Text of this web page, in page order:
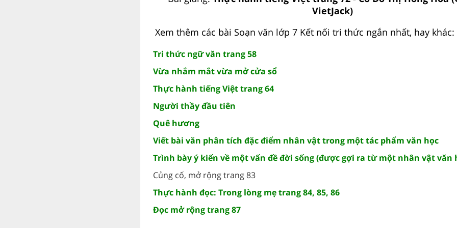
VietJack)
Xem thêm các bài Soạn văn lớp 7 Kết nối tri thức ngắn nhất, hay khác:
Tri thức ngữ văn trang 58
Vừa nhắm mắt vừa mở cửa sổ
Thực hành tiếng Việt trang 64
Người thầy đầu tiên
Quê hương
Viết bài văn phân tích đặc điểm nhân vật trong một tác phẩm văn học
Trình bày ý kiến về một vấn đề đời sống (được gợi ra từ một nhân vật văn
Củng cố, mở rộng trang 83
Thực hành đọc: Trong lòng mẹ trang 84, 85, 86
Đọc mở rộng trang 87